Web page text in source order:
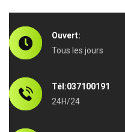
Ouvert:
Tous les jours
Tél:037100191
24H/24